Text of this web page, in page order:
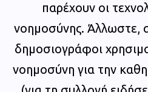
παρέχουν οι
νοημοσύνης. Άλλωστε,
δημοσιογράφοι
νοημοσύνη για την